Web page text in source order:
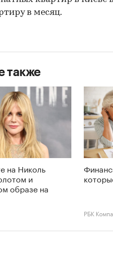
в месяц.
также
на Николь
и
образе на
РБК